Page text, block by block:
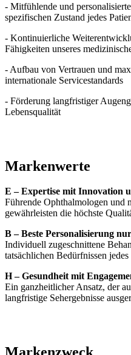
- Mitfühlende und
spezifischen Zustand jedes
- Kontinuierliche
Fähigkeiten unseres
- Aufbau von Vertrauen und
internationale Servicestandards
- Förderung langfristiger
Lebensqualität
Markenwerte
E – Expertise mit Innovation
Führende Ophthalmologen und
gewährleisten die höchste
B – Beste Personalisierung
Individuell zugeschnittene
tatsächlichen Bedürfnissen
H – Gesundheit mit
Ein ganzheitlicher Ansatz, der
langfristige Sehergebnisse